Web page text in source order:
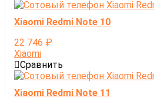
Xiaomi Redmi Note 10
22 746 ₽
Xiaomi
Сравнить
Xiaomi Redmi Note 11